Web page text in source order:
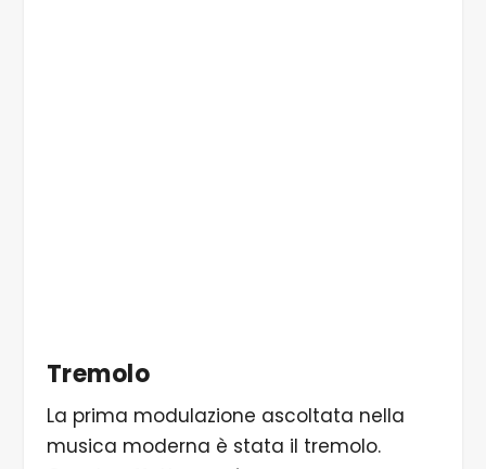
Tremolo
La prima modulazione ascoltata nella
musica moderna è stata il tremolo.